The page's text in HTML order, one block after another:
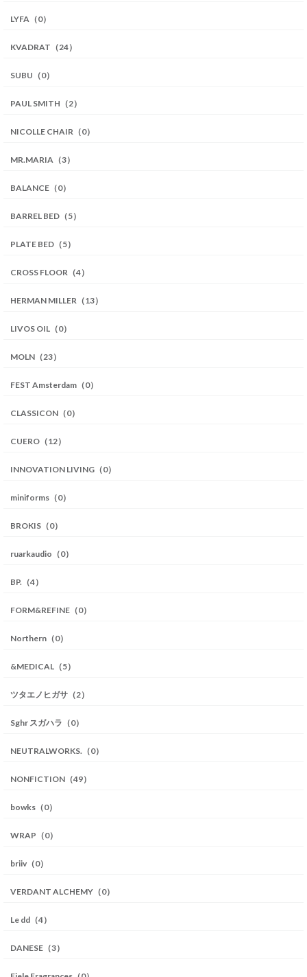
LYFA（0）
KVADRAT（24）
SUBU（0）
PAUL SMITH（2）
NICOLLE CHAIR（0）
MR.MARIA（3）
BALANCE（0）
BARREL BED（5）
PLATE BED（5）
CROSS FLOOR（4）
HERMAN MILLER（13）
LIVOS OIL（0）
MOLN（23）
FEST Amsterdam（0）
CLASSICON（0）
CUERO（12）
INNOVATION LIVING（0）
miniforms（0）
BROKIS（0）
ruarkaudio（0）
BP.（4）
FORM&REFINE（0）
Northern（0）
&MEDICAL（5）
ツタエノヒガサ（2）
Sghr スガハラ（0）
NEUTRALWORKS.（0）
NONFICTION（49）
bowks（0）
WRAP（0）
briiv（0）
VERDANT ALCHEMY（0）
Le dd（4）
DANESE（3）